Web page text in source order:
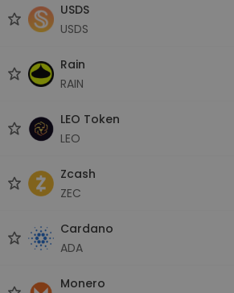
USDS
USDS
Rain
RAIN
LEO Token
LEO
Zcash
ZEC
Cardano
ADA
Monero